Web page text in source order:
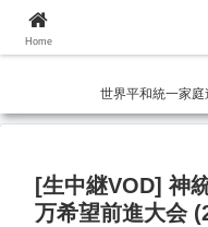
世界平和統一家
[生中継VOD] 神
万希望前進大会
Home